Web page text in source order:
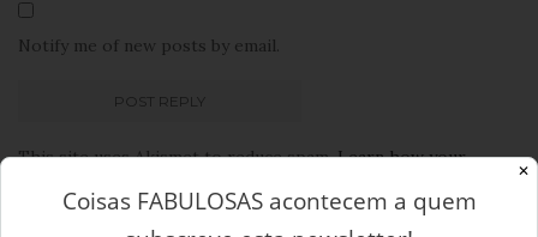
Notify me of new posts by email.
This site uses Akismet to reduce spam.Learn how your
comment data is processed.
✕
Coisas FABULOSAS acontecem a quem